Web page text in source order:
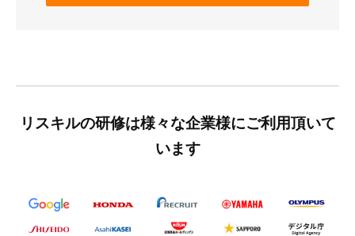
リスキルの研修は様々な企業様にご利用頂いて
います